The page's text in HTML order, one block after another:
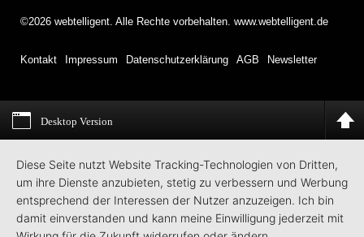
©2026 webtelligent. Alle Rechte vorbehalten. www.webtelligent.de
Kontakt Impressum Datenschutzerklärung AGB Newsletter
Desktop Version
Diese Seite nutzt Website Tracking-Technologien von Dritten,
um ihre Dienste anzubieten, stetig zu verbessern und Werbung
entsprechend der Interessen der Nutzer anzuzeigen. Ich bin
damit einverstanden und kann meine Einwilligung jederzeit mit